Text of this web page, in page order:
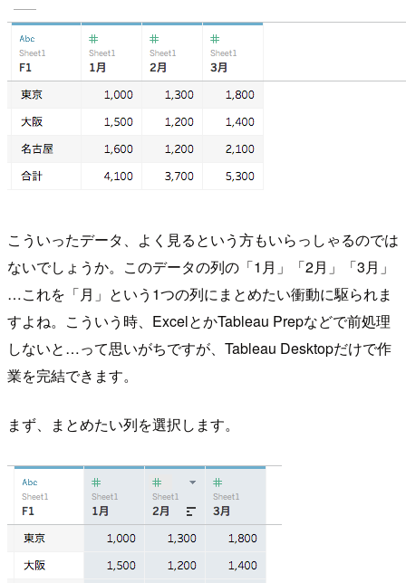
こういったデータ、よく見るという方もいらっしゃるのでは
ないでしょうか。このデータの列の「1月」「2月」「3月」
…これを「月」という1つの列にまとめたい衝動に駆られま
すよね。こういう時、ExcelとかTableau Prepなどで前処理
しないと…って思いがちですが、Tableau Desktopだけで作
業を完結できます。
まず、まとめたい列を選択します。